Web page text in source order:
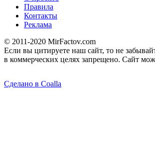
Правила
Контакты
Реклама
© 2011-2020 MirFactov.com
Если вы цитируете наш сайт, то не
в коммерческих целях запрещено. Сайт
Сделано в Coalla